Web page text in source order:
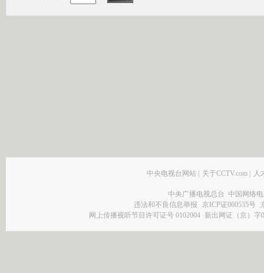
中央电视台网站 关于CCTV.com 人
中央广播电视总台 中国网络
违法和不良信息举报
京ICP证060535号
网上传播视听节目许可证号 0102004 新出网证（京）